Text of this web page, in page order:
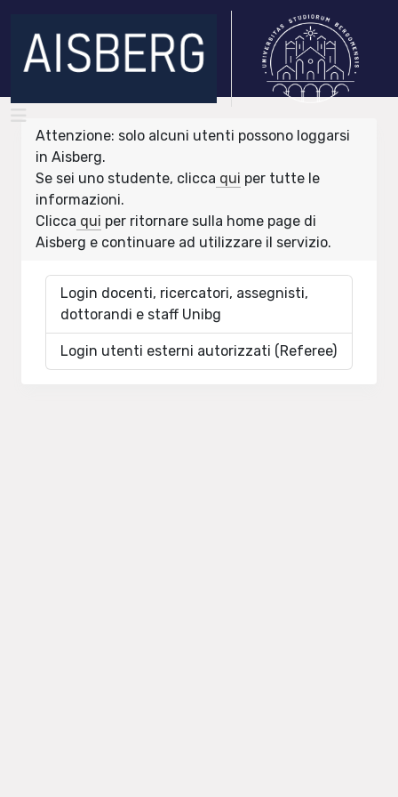
Attenzione: solo alcuni utenti possono loggarsi
in Aisberg.
Se sei uno studente, clicca qui per tutte le
informazioni.
Clicca qui per ritornare sulla home page di
Aisberg e continuare ad utilizzare il servizio.
Login docenti, ricercatori, assegnisti,
dottorandi e staff Unibg
Login utenti esterni autorizzati (Referee)